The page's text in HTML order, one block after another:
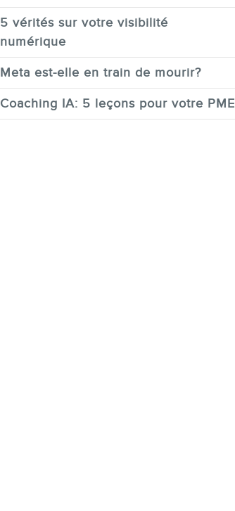
5 vérités sur votre visibilité
numérique
Meta est-elle en train de mourir?
Coaching IA: 5 leçons pour votre PME